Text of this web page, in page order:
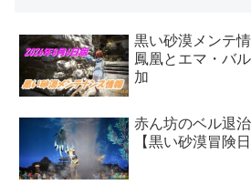
黒い砂漠メンテ
鳳凰とエマ・バ
加
赤ん坊のベル退
【黒い砂漠冒険